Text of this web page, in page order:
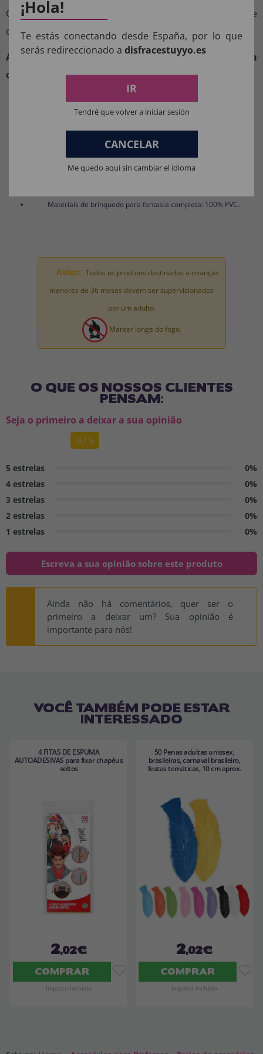
Chapéu guarda-chuva militar verde (70 cm). Jaqueta e
outros acessóriosnão incluídos
Adicione humor e camuflagem à sua próxima festa
com as fantasias TuyYo!
COMPOSIÇÃO DOS NOSSOS
Materiais para fantasias, acessórios de roupas e perucas: 100%
POLIÉSTER.
Materiais de brinquedo para fantasia completa: 100% PVC.
Aviso: Todos os produtos destinados a crianças
menores de 36 meses devem ser supervisionados
por um adulto.
Manter longe do fogo.
O QUE OS NOSSOS CLIENTES
PENSAM:
Seja o primeiro a deixar a sua opinião
0 / 5
5 estrelas
0%
4 estrelas
0%
3 estrelas
0%
2 estrelas
0%
1 estrelas
0%
Escreva a sua opinião sobre este produto
Ainda não há comentários, quer ser o
primeiro a deixar um? Sua opinião é
importante para nós!
VOCÊ TAMBÉM PODE ESTAR
INTERESSADO
4 FITAS DE ESPUMA
AUTOADESIVAS para fixar chapéus
soltos
2,02€
COMPRAR
Imposto Incluído
50 Penas adultas unissex,
brasileiras, carnaval brasileiro,
festas temáticas, 10 cm aprox.
2,02€
COMPRAR
Imposto Incluído
¡Hola!
Te estás conectando desde España, por lo que
serás redireccionado a disfracestuyyo.es
IR
Tendré que volver a iniciar sesión
CANCELAR
Me quedo aquí sin cambiar el idioma